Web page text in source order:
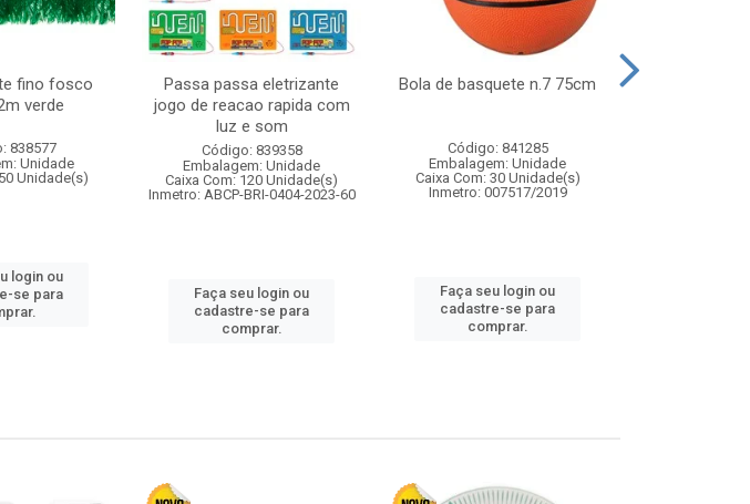
fino fosco
verde
838577
Unidade
Unidade(s)
login ou
se para
Passa passa eletrizante
jogo de reacao rapida com
luz e som
Código: 839358
Embalagem: Unidade
Caixa Com: 120 Unidade(s)
Inmetro: ABCP-BRI-0404-2023-60
Faça seu login ou
cadastre-se para
comprar.
Bola de basquete n.7 75cm
Código: 841285
Embalagem: Unidade
Caixa Com: 30 Unidade(s)
Inmetro: 007517/2019
Faça seu login ou
cadastre-se para
comprar.